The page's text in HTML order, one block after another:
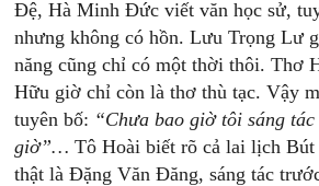
Đệ, Hà Minh Đức viết văn học sử,
nhưng không có hồn. Lưu Trọng Lư
năng cũng chỉ có một thời thôi. Thơ
Hữu giờ chỉ còn là thơ thù tạc. Vậy
tuyên bố: “Chưa bao giờ tôi sáng tác
giờ”… Tô Hoài biết rõ cả lai lịch Bút
thật là Đặng Văn Đăng, sáng tác